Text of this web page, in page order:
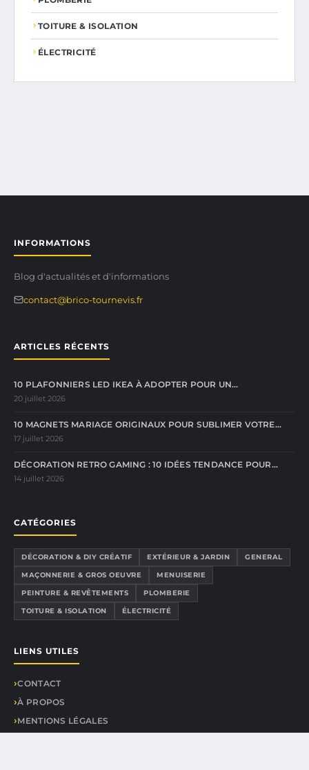
TOITURE & ISOLATION
ÉLECTRICITÉ
INFORMATIONS
Blog d'actualités et d'informations
contact@brico-tournevis.fr
ARTICLES RÉCENTS
10 PLAFONNIERS LED IKEA À ADOPTER POUR UN…
20 juillet 2026
10 MAGNETS MARIAGE ORIGINAUX POUR SUBLIMER VOTRE…
17 juillet 2026
DÉCORATION RETRO GAMING : 10 IDÉES TENDANCE POUR…
14 juillet 2026
CATÉGORIES
DÉCORATION & DIY CRÉATIF EXTÉRIEUR & JARDIN
GENERAL
MAÇONNERIE & GROS OEUVRE
MENUISERIE
PEINTURE & REVÊTEMENTS
PLOMBERIE
TOITURE & ISOLATION
ÉLECTRICITÉ
LIENS UTILES
CONTACT
À PROPOS
MENTIONS LÉGALES